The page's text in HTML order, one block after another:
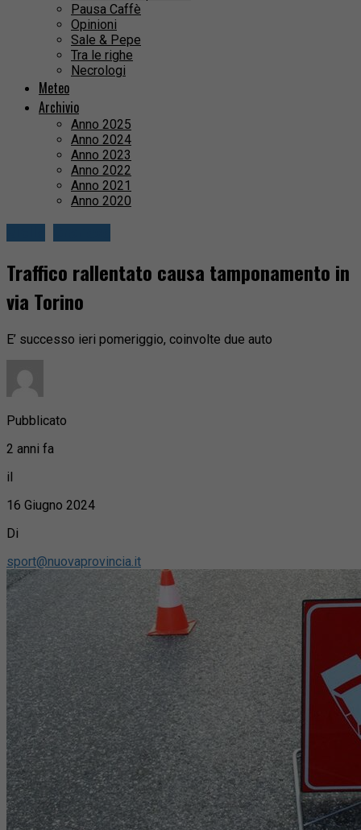
Pausa Caffè
Opinioni
Sale & Pepe
Tra le righe
Necrologi
Meteo
Archivio
Anno 2025
Anno 2024
Anno 2023
Anno 2022
Anno 2021
Anno 2020
Traffico rallentato causa tamponamento in
via Torino
E’ successo ieri pomeriggio, coinvolte due auto
Pubblicato
2 anni fa
il
16 Giugno 2024
Di
sport@nuovaprovincia.it